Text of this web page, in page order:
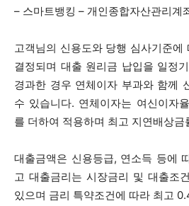
– 스마트뱅킹 – 개인종합자산관리계
고객님의 신용도와 당행 심사기준
결정되며 대출 원리금 납입을 일정
경과한 경우 연체이자 부과와 함께
수 있습니다. 연체이자는 여신이자
를 더하여 적용하며 최고 지연배상금
대출금액은 신용등급, 연소득 등에
고 대출금리는 시장금리 및 대출조
있으며 금리 특약조건에 따라 최고